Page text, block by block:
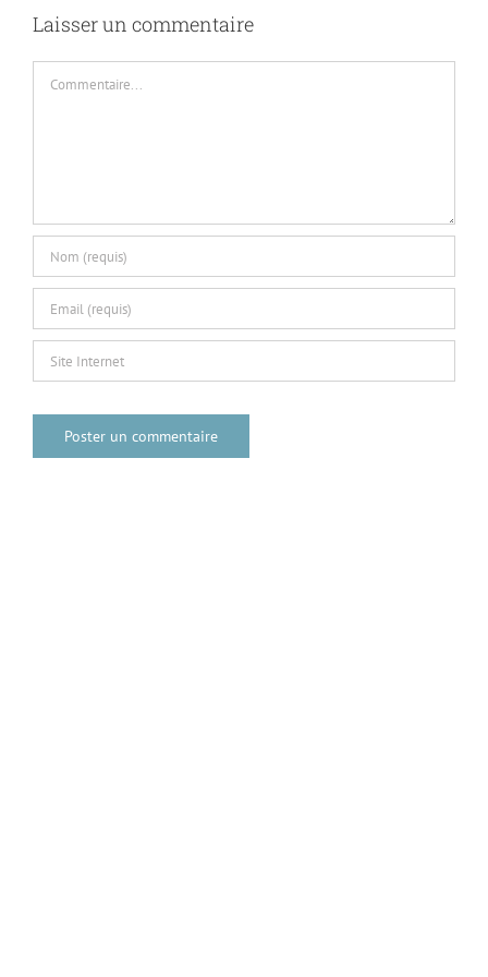
Laisser un commentaire